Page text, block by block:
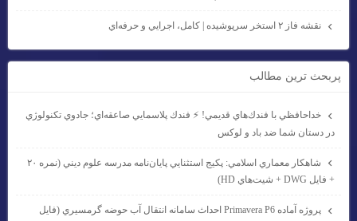
نقشه فاز ۲ استخر سرپوشيده | كامل، اجرايي و حرفه‌اي
پربحث ترين مطالب
خداحافظي با فندك‌هاي قديمي! ⚡ فندك پلاسمايي صاعقه‌اي؛ جادوي تكنولوژي
در دستان شما ضد باد و لوكس
شاهكار معماري اسلامي: پكيج استثنايي پايان‌نامه مدرسه علوم ديني (نمره ۲۰
+ فايل DWG + شيت‌هاي HD)
پروژه آماده Primavera P6 احداث سامانه انتقال آب حوضه گرمسيري (فايل